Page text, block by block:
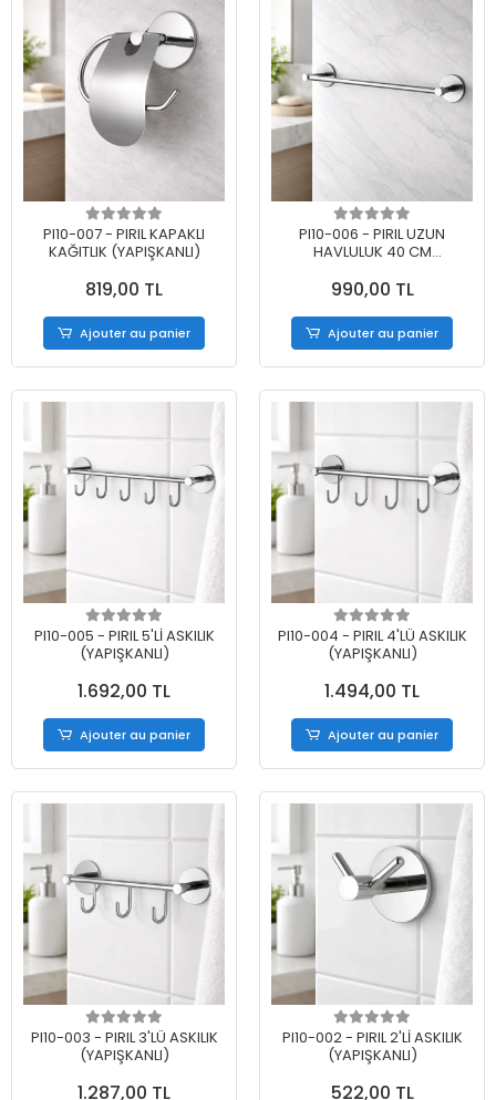
PI10-007 - PIRIL KAPAKLI
KAĞITLIK (YAPIŞKANLI)
819,00 TL
Ajouter au panier
PI10-006 - PIRIL UZUN
HAVLULUK 40 CM
990,00 TL
Ajouter au panier
PI10-005 - PIRIL 5'Lİ ASKILIK
(YAPIŞKANLI)
1.692,00 TL
Ajouter au panier
PI10-004 - PIRIL 4'LÜ ASKILIK
(YAPIŞKANLI)
1.494,00 TL
Ajouter au panier
PI10-003 - PIRIL 3'LÜ ASKILIK
(YAPIŞKANLI)
1.287,00 TL
PI10-002 - PIRIL 2'Lİ ASKILIK
(YAPIŞKANLI)
522,00 TL